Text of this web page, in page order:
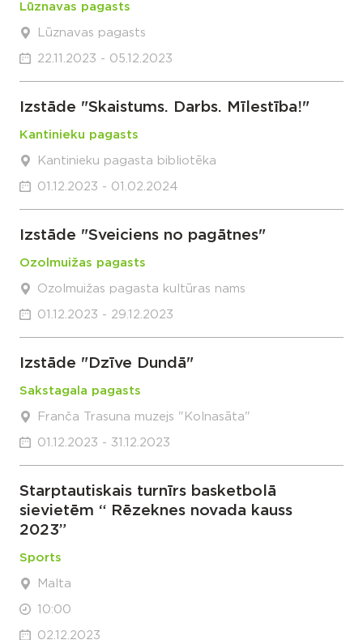
Lūznavas pagasts
Lūznavas pagasts
22.11.2023 - 05.12.2023
Izstāde "Skaistums. Darbs. Mīlestība!"
Kantinieku pagasts
Kantinieku pagasta bibliotēka
01.12.2023 - 01.02.2024
Izstāde "Sveiciens no pagātnes"
Ozolmuižas pagasts
Ozolmuižas pagasta kultūras nams
01.12.2023 - 29.12.2023
Izstāde "Dzīve Dundā"
Sakstagala pagasts
Franča Trasuna muzejs "Kolnasāta"
01.12.2023 - 31.12.2023
Starptautiskais turnīrs basketbolā
sievietēm “ Rēzeknes novada kauss
2023”
Sports
Malta
10:00
02.12.2023